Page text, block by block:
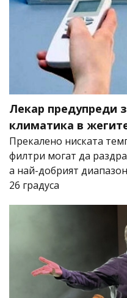
Лекар предупреди
климатика в
Прекалено ниската
филтри могат да
а най-добрият
26 градуса